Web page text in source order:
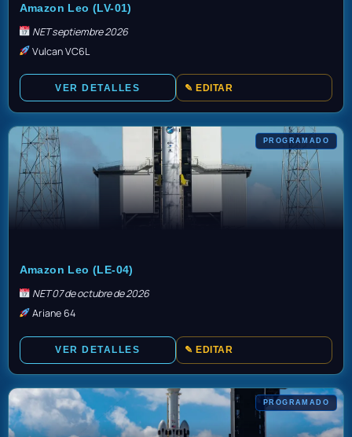
Amazon Leo (LV-01)
NET septiembre 2026
Vulcan VC6L
VER DETALLES ✎ EDITAR
PROGRAMADO
Amazon Leo (LE-04)
NET 07 de octubre de 2026
Ariane 64
VER DETALLES ✎ EDITAR
PROGRAMADO